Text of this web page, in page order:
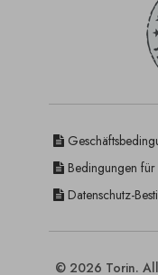
Bedingungen
Datenschutz-
© 2026 Torin.